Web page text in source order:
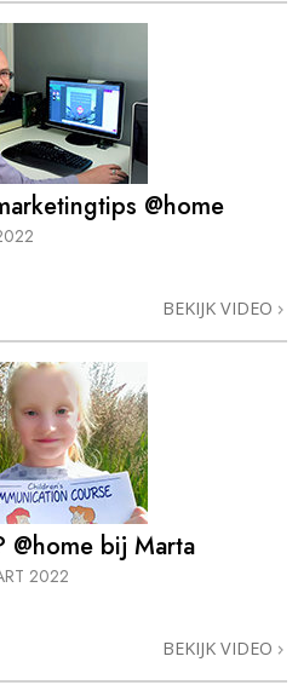
@home
BEKIJK VIDEO
bij Marta
2022
BEKIJK VIDEO